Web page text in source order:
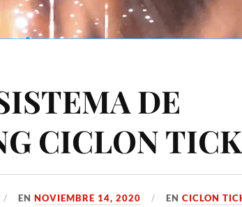
DE
CICLON
ENNOVIEMBRE 14, 2020 ENCICLON